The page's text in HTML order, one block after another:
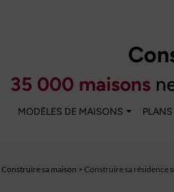
35 000 maisons
MODÈLES DE MAISONS
Construire sa maison > Construire sa résidence